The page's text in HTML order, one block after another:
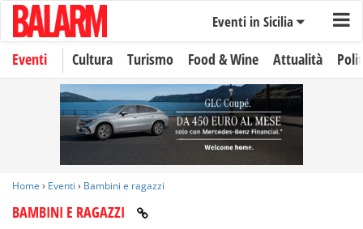
Eventi in Sicilia
Eventi Cultura Turismo Food & Wine Attualità
Home › Eventi › Bambini e ragazzi
BAMBINI E RAGAZZI